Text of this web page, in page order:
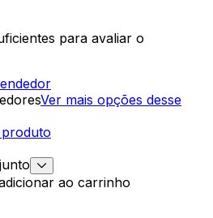
para avaliar o
Ver mais opções desse
ao carrinho